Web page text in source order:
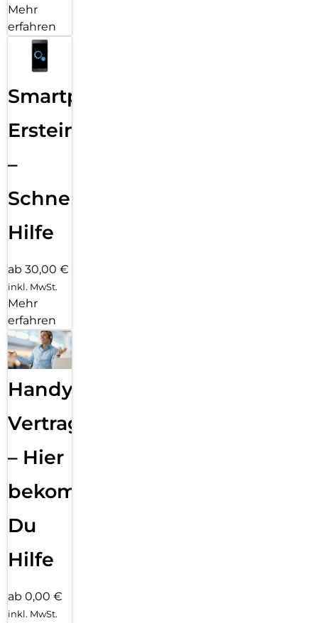
Mehr
erfahren
Smartphone
Ersteinrichtung
–
Schnelle
Hilfe
ab 30,00 €
inkl. MwSt.
Mehr
erfahren
Handy
Vertragsabwicklung
– Hier
bekommst
Du
Hilfe
ab 0,00 €
inkl. MwSt.